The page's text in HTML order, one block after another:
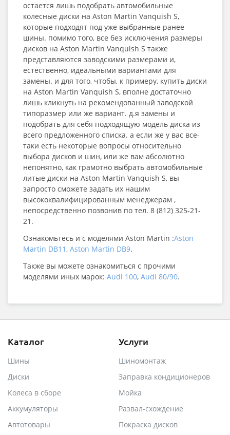
остается лишь подобрать автомобильные
колесные диски на Aston Martin Vanquish S,
которые подходят под уже выбранные ранее
шины. помимо того, все без исключения размеры
дисков на Aston Martin Vanquish S также
представляются заводскими размерами и,
естественно, идеальными вариантами для
замены. и для того, чтобы, к примеру, купить диски
на Aston Martin Vanquish S, вполне достаточно
лишь кликнуть на рекомендованный заводской
типоразмер или же вариант. д.я замены и
подобрать для себя подходящую модель диска из
всего предложенного списка. а если же у вас все-
таки есть некоторые вопросы относительно
выбора дисков и шин, или же вам абсолютно
непонятно, как грамотно выбрать автомобильные
литые диски на Aston Martin Vanquish S, вы
запросто сможете задать их нашим
высококвалифицированным менеджерам ,
непосредственно позвонив по тел. 8 (812) 325-21-
21.
Ознакомьтесь и с моделями Aston Martin :Aston
Martin DB11, Aston Martin DB9.
Также вы можете ознакомиться с прочими
моделями иных марок: Audi 100, Audi 80/90.
Каталог
Шины
Диски
Колеса в сборе
Аккумуляторы
Автотовары
Услуги
Шиномонтаж
Заправка кондиционеров
Мойка
Развал-схождение
Покраска дисков